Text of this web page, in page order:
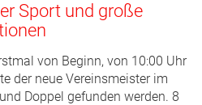
Sport und große
von Beginn, von 10:00 Uhr
der neue Vereinsmeister im
Doppel gefunden werden. 8